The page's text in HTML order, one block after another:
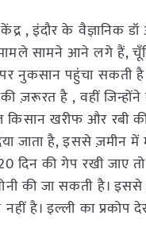
, इंदौर के वैज्ञानिक
सामने आने लगे हैं,
नुकसान पहुंचा सकती
ज़रूरत है , वहीं
खरीफ और रबी
जाता है, इससे
दिन की गेप रखी जाए
की जा सकती है। इससे
है। इल्ली का